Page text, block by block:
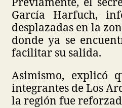
García Harfuch,
desplazadas en la
donde ya se
facilitar su salida.
Asimismo, explicó
integrantes de Los
la región fue